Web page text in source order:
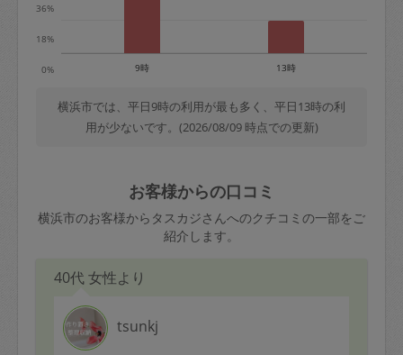
0%
18%
36%
9時 13時
横浜市では、平日9時の利用が最も多く、平日13時の利
用が少ないです。(2026/08/09 時点での更新)
お客様からの口コミ
横浜市のお客様からタスカジさんへのクチコミの一部をご
紹介します。
40代 女性より
tsunkj